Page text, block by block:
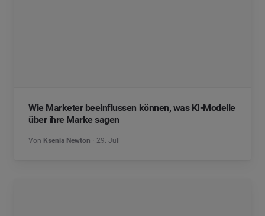
Wie Marketer beeinflussen können, was KI-Modelle
über ihre Marke sagen
Von Ksenia Newton 29. Juli